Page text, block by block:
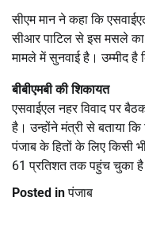
सीएम मान ने कहा कि
सीआर पाटिल से इस मसले का
मामले में सुनवाई है। उम्मीद
बीबीएमबी की शिकायत
एसवाईएल नहर विवाद पर
है। उन्होंने मंत्री से बताया
पंजाब के हितों के लिए किसी
61 प्रतिशत तक पहुंच चुका
Posted inपंजाब